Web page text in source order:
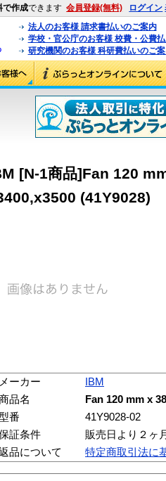
で作成できます 会員登録(無料) ログイン
法人のお客様 請求書払いのご案内
学校・官公庁のお客様 校費・公費
研究機関のお客様 科研費払いのご
[N-1商品]Fan 120
(41Y9028)
メーカー
IBM
品名
Fan 120 mm x
番
41Y9028-02
証条件
販売日より２ヶ
品について
特定商取引法に